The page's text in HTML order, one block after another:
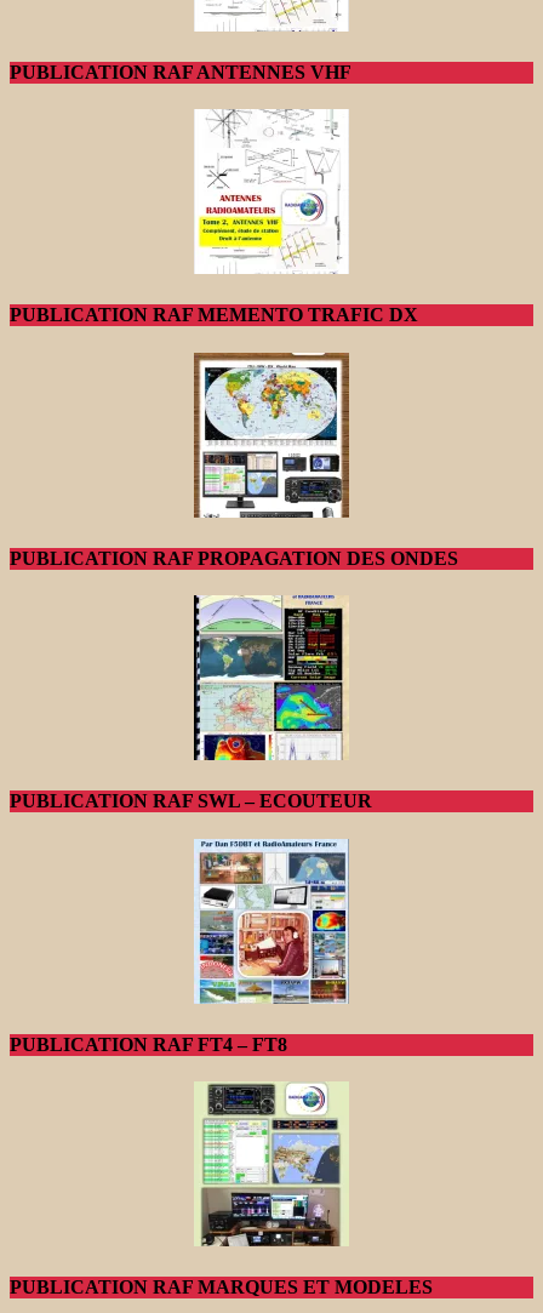
PUBLICATION RAF ANTENNES VHF
PUBLICATION RAF MEMENTO TRAFIC DX
PUBLICATION RAF PROPAGATION DES ONDES
PUBLICATION RAF SWL – ECOUTEUR
PUBLICATION RAF FT4 – FT8
PUBLICATION RAF MARQUES ET MODELES